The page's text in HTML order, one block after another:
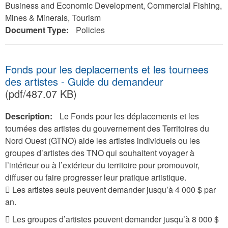
Business and Economic Development, Commercial Fishing,
Mines & Minerals, Tourism
Document Type:
Policies
Fonds pour les deplacements et les tournees
des artistes - Guide du demandeur
(pdf/487.07 KB)
Description:
Le Fonds pour les déplacements et les
tournées des artistes du gouvernement des Territoires du
Nord Ouest (GTNO) aide les artistes individuels ou les
groupes d’artistes des TNO qui souhaitent voyager à
l’intérieur ou à l’extérieur du territoire pour promouvoir,
diffuser ou faire progresser leur pratique artistique.
 Les artistes seuls peuvent demander jusqu’à 4 000 $ par
an.
 Les groupes d’artistes peuvent demander jusqu’à 8 000 $